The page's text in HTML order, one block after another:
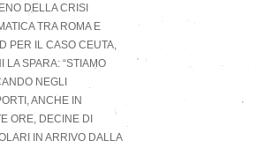
DELLA CRISI
TRA ROMA E
PER IL CASO CEUTA,
LA SPARA: “STIAMO
NEGLI
ANCHE IN
ORE, DECINE DI
IN ARRIVO DALLA